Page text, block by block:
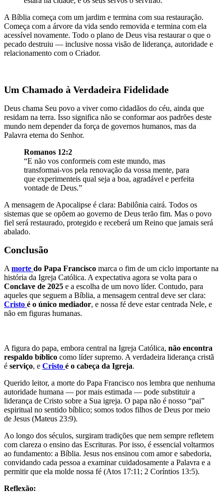
A Bíblia começa com um jardim e termina com sua restauração.
Começa com a árvore da vida sendo removida e termina com ela
acessível novamente. Todo o plano de Deus visa restaurar o que o
pecado destruiu — inclusive nossa visão de liderança, autoridade e
relacionamento com o Criador.
Um Chamado à Verdadeira Fidelidade
Deus chama Seu povo a viver como cidadãos do céu, ainda que
residam na terra. Isso significa não se conformar aos padrões deste
mundo nem depender da força de governos humanos, mas da
Palavra eterna do Senhor.
Romanos 12:2
“E não vos conformeis com este mundo, mas
transformai-vos pela renovação da vossa mente, para
que experimenteis qual seja a boa, agradável e perfeita
vontade de Deus.”
A mensagem de Apocalipse é clara: Babilônia cairá. Todos os
sistemas que se opõem ao governo de Deus terão fim. Mas o povo
fiel será restaurado, protegido e receberá um Reino que jamais será
abalado.
Conclusão
A morte do Papa Francisco marca o fim de um ciclo importante na
história da Igreja Católica. A expectativa agora se volta para o
Conclave de 2025 e a escolha de um novo líder. Contudo, para
aqueles que seguem a Bíblia, a mensagem central deve ser clara:
Cristo é o único mediador, e nossa fé deve estar centrada Nele, e
não em figuras humanas.
A figura do papa, embora central na Igreja Católica, não encontra
respaldo bíblico como líder supremo. A verdadeira liderança cristã
é serviço, e Cristo é o cabeça da Igreja.
Querido leitor, a morte do Papa Francisco nos lembra que nenhuma
autoridade humana — por mais estimada — pode substituir a
liderança de Cristo sobre a Sua igreja. O papa não é nosso “pai”
espiritual no sentido bíblico; somos todos filhos de Deus por meio
de Jesus (Mateus 23:9).
Ao longo dos séculos, surgiram tradições que nem sempre refletem
com clareza o ensino das Escrituras. Por isso, é essencial voltarmos
ao fundamento: a Bíblia. Jesus nos ensinou com amor e sabedoria,
convidando cada pessoa a examinar cuidadosamente a Palavra e a
permitir que ela molde nossa fé (Atos 17:11; 2 Coríntios 13:5).
Reflexão: